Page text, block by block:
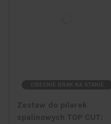
OBECNIE BRAK NA STANIE
Zestaw do pilarek
spalinowych TOP CUT: